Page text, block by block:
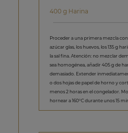
400 g Harina
Proceder a una primera mezcla
azúcar glas, los huevos, los 135 g
la sal fina. Atención: no mezclar
sea homogénea, añadir 405 g de
demasiado. Extender
o dos hojas de papel de horno y
menos 2 horas en el congelador.
hornear a 160°C durante unos 15